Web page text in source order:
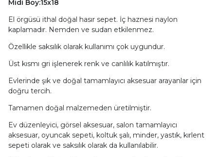
Midi Boy:15x18
El örgüsü ithal doğal hasır sepet. İç haznesi naylon
kaplamadır. Nemden ve sudan etkilenmez.
Özellikle saksılık olarak kullanımı çok uygundur.
Üst kısmı gri işlenerek renk ve canlılık katılmıştır.
Evlerinde şık ve doğal tamamlayıcı aksesuar arayanlar için
doğru tercih.
Tamamen doğal malzemeden üretilmiştir.
Ev düzenleyici, görsel aksesuar, salon tamamlayıcı
aksesuar, oyuncak sepeti, koltuk şalı, minder, yastık, kırlent
sepeti olarak ve saksılık olarak da kullanılabilir.